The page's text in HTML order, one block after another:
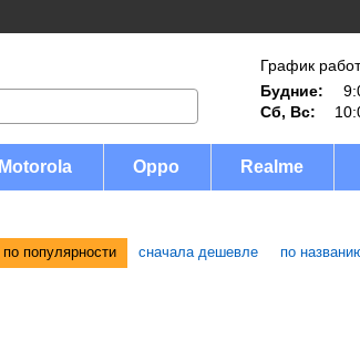
График
Будние:
Сб, Вс:
Motorola Oppo Realme
по популярности сначала дешевле по